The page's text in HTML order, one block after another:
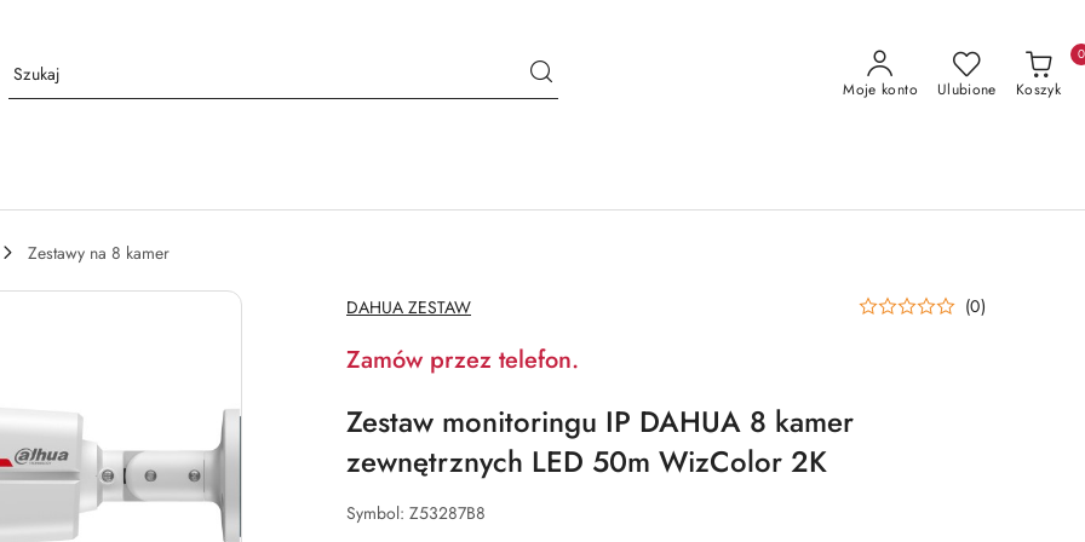
Moje konto Ulubione Koszyk
0
Zestawy na 8 kamer
NAZWA
PRODUCENTA:
DAHUA ZESTAW (0)
Zamów przez telefon.
Zestaw monitoringu IP DAHUA 8 kamer
zewnętrznych LED 50m WizColor 2K
Symbol: Z53287B8